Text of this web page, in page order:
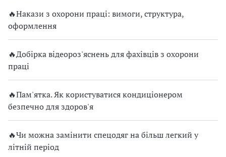
🔥Накази з охорони праці: вимоги, структура,
оформлення
🔥Добірка відеороз'яснень для фахівців з охорони
праці
🔥Пам'ятка. Як користуватися кондиціонером
безпечно для здоров'я
🔥Чи можна замінити спецодяг на більш легкий у
літній період